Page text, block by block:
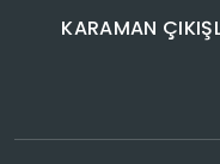
KARAMAN